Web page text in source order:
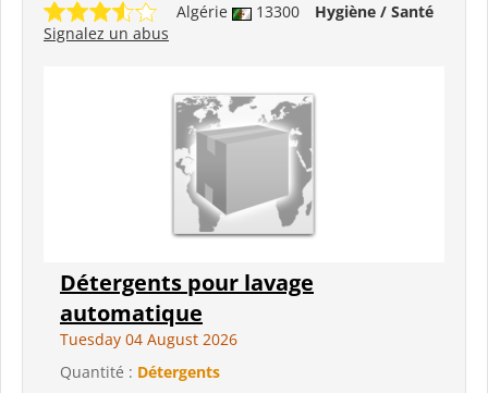
Algérie 13300
Hygiène / Santé
Signalez un abus
Détergents pour lavage
automatique
Tuesday 04 August 2026
Quantité : Détergents